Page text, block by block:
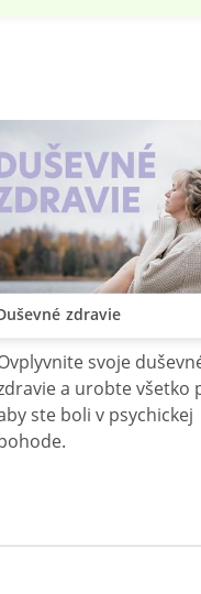
zdravie
svoje
a urobte všetko
ste boli v psychickej